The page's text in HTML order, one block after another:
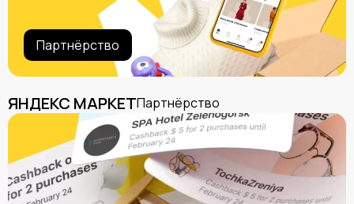
Партнёрство
ЯНДЕКС МАРКЕТПартнёрство